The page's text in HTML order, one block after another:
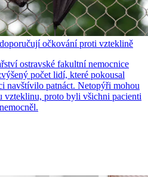
očkování proti vzteklině
ostravské fakultní nemocnice
počet lidí, které pokousal
navštívilo patnáct. Netopýři mohou
vzteklinu, proto byli všichni pacienti